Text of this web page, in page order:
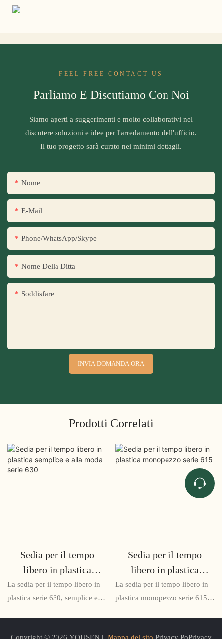
FEEL FREE CONTACT US
Parliamo E Discutiamo Con Noi
Siamo aperti a suggerimenti e molto collaborativi nel
discutere soluzioni e idee per l'arredamento dell'ufficio.
Il tuo progetto sarà curato nei minimi dettagli.
Nome
E-Mail
Phone/WhatsApp/Skype
Nome Della Ditta
Soddisfare
INVIA DOMANDA ORA
Prodotti Correlati
Sedia per il tempo
libero in plastica
semplice e alla moda
serie 630
La sedia per il tempo libero in
plastica serie 630, semplice e
Sedia per il tempo
libero in plastica
monopezzo serie 615
La sedia per il tempo libero in
plastica monopezzo serie 615 è
Copyright © 2026 YOUSEN | Mappa del sito Privacy PoPrivacy